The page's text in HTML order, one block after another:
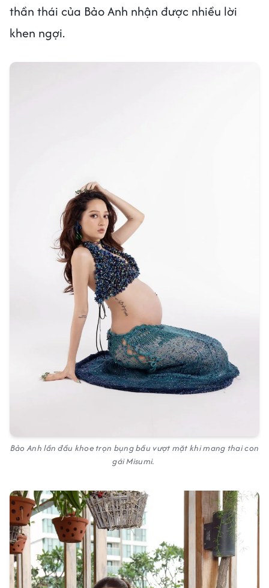
thần thái của Bảo Anh nhận được nhiều lời
khen ngợi.
Bảo Anh lần đầu khoe trọn bụng bầu vượt mặt khi mang thai con
gái Misumi.